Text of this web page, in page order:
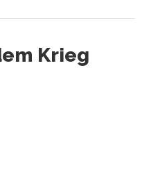
Krieg